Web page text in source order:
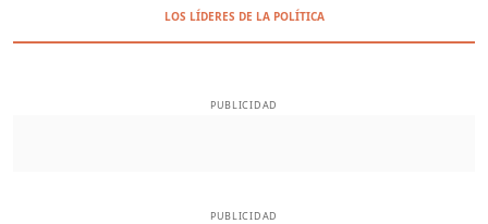
LOS LÍDERES DE LA POLÍTICA
PUBLICIDAD
PUBLICIDAD